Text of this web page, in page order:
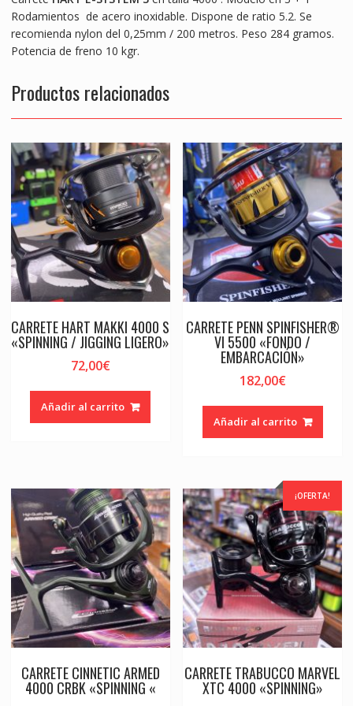
k p er
Rodamientos de acero inoxidable. Dispone de ratio 5.2. Se
recomienda nylon del 0,25mm / 200 metros. Peso 284 gramos.
Potencia de freno 10 kgr.
Productos relacionados
CARRETE HART MAKKI 4000 S
«SPINNING / JIGGING LIGERO»
72,00€
Añadir al carrito
CARRETE PENN SPINFISHER®
VI 5500 «FONDO /
EMBARCACIÓN»
182,00€
Añadir al carrito
CARRETE CINNETIC ARMED
4000 CRBK «SPINNING «
¡OFERTA!
CARRETE TRABUCCO MARVEL
XTC 4000 «SPINNING»